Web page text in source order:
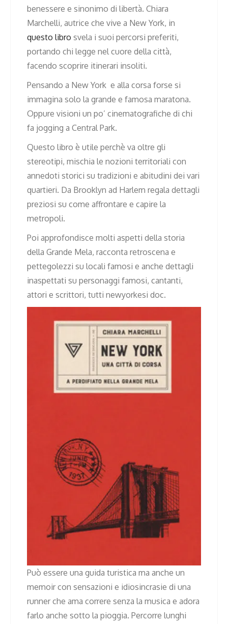
benessere e sinonimo di libertà. Chiara
Marchelli, autrice che vive a New York, in
questo libro svela i suoi percorsi preferiti,
portando chi legge nel cuore della città,
facendo scoprire itinerari insoliti.
Pensando a New York e alla corsa forse si
immagina solo la grande e famosa maratona.
Oppure visioni un po’ cinematografiche di chi
fa jogging a Central Park.
Questo libro è utile perchè va oltre gli
stereotipi, mischia le nozioni territoriali con
annedoti storici su tradizioni e abitudini dei vari
quartieri. Da Brooklyn ad Harlem regala dettagli
preziosi su come affrontare e capire la
metropoli.
Poi approfondisce molti aspetti della storia
della Grande Mela, racconta retroscena e
pettegolezzi su locali famosi e anche dettagli
inaspettati su personaggi famosi, cantanti,
attori e scrittori, tutti newyorkesi doc.
Può essere una guida turistica ma anche un
memoir con sensazioni e idiosincrasie di una
runner che ama correre senza la musica e adora
farlo anche sotto la pioggia. Percorre lunghi